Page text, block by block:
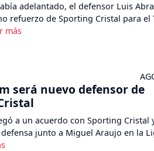
adelantado, el defensor Luis
refuerzo de Sporting Cristal para el
será nuevo defensor de
a un acuerdo con Sporting Cristal
junto a Miguel Araujo en la